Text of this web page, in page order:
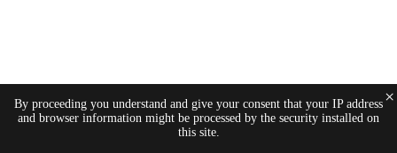
By proceeding you understand and give your consent that your IP address
and browser information might be processed by the security installed on
this site.
×